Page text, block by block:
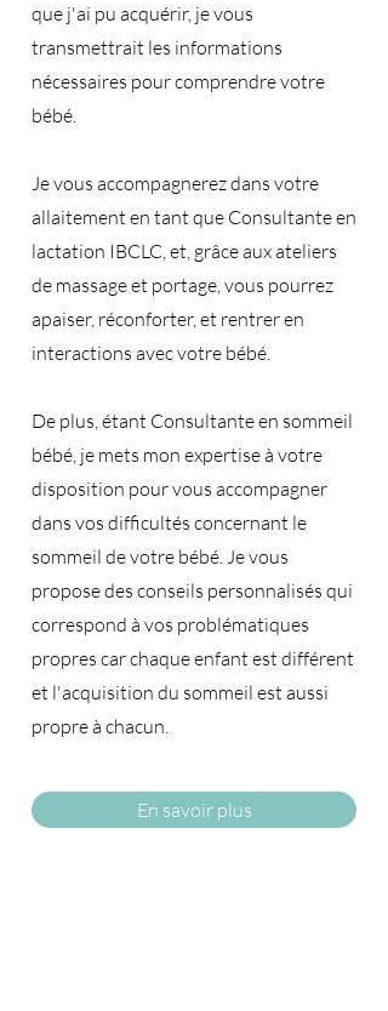
que j'ai pu acquérir, je vous
transmettrait les informations
nécessaires pour comprendre votre
bébé.
Je vous accompagnerez dans votre
allaitement en tant que Consultante en
lactation IBCLC, et, grâce aux ateliers
de massage et portage, vous pourrez
apaiser, réconforter, et rentrer en
interactions avec votre bébé.
De plus, étant Consultante en sommeil
bébé, je mets mon expertise à votre
disposition pour vous accompagner
dans vos difficultés concernant le
sommeil de votre bébé. Je vous
propose des conseils personnalisés qui
correspond à vos problématiques
propres car chaque enfant est différent
et l'acquisition du sommeil est aussi
propre à chacun.​
En savoir plus